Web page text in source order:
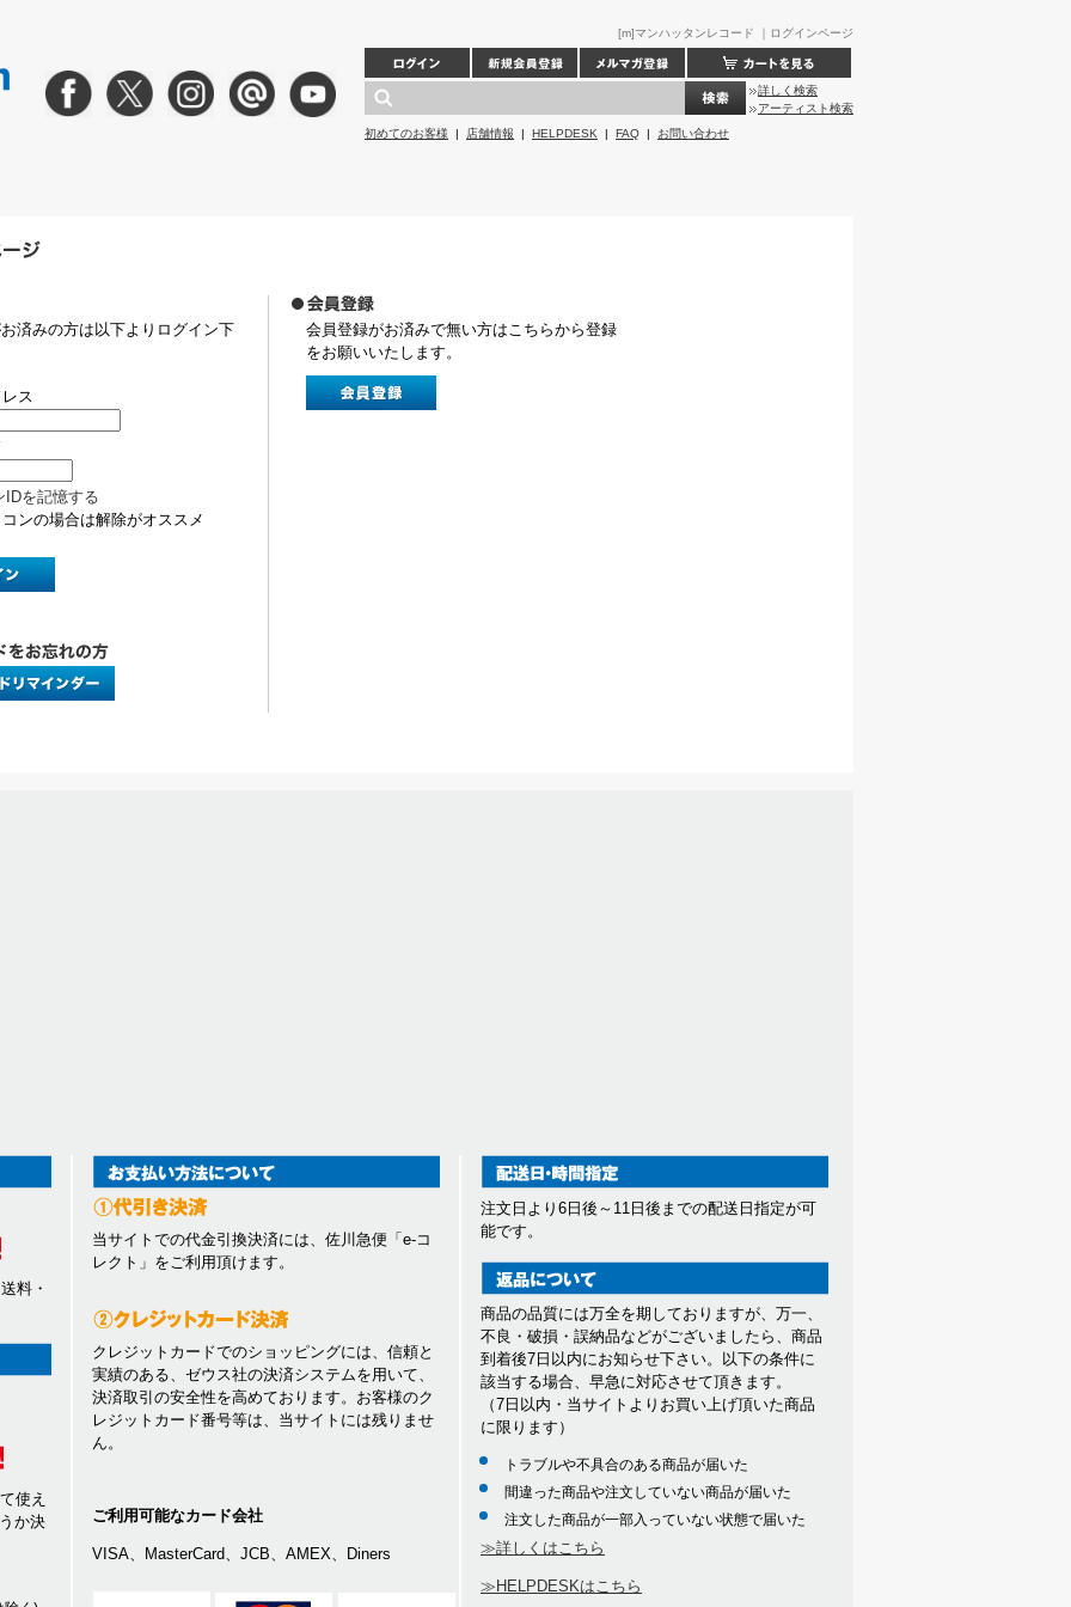
[m]マンハッタンレコード ｜ログインページ
詳しく検索
アーティスト検索
初めてのお客様 | 店舗情報 | HELPDESK | FAQ | お問い合わせ
済みの方は以下よりログイン下
ス
IDを記憶する
ンの場合は解除がオススメ
会員登録がお済みで無い方はこちらから登録
をお願いいたします。
料・
使え
か決
当サイトでの代金引換決済には、佐川急便「e-コ
レクト」をご利用頂けます。
クレジットカードでのショッピングには、信頼と
実績のある、ゼウス社の決済システムを用いて、
決済取引の安全性を高めております。お客様のク
レジットカード番号等は、当サイトには残りませ
ん。
ご利用可能なカード会社
VISA、MasterCard、JCB、AMEX、Diners
注文日より6日後～11日後までの配送日指定が可
能です。
商品の品質には万全を期しておりますが、万一、
不良・破損・誤納品などがございましたら、商品
到着後7日以内にお知らせ下さい。以下の条件に
該当する場合、早急に対応させて頂きます。
（7日以内・当サイトよりお買い上げ頂いた商品
に限ります）
トラブルや不具合のある商品が届いた
間違った商品や注文していない商品が届いた
注文した商品が一部入っていない状態で届いた
≫詳しくはこちら
≫HELPDESKはこちら